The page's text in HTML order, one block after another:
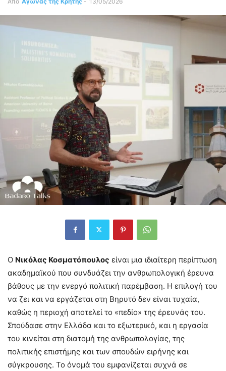
Ο Νικόλας Κοσματόπουλος είναι μια ιδιαίτερη περίπτωση
ακαδημαϊκού που συνδυάζει την ανθρωπολογική έρευνα
βάθους με την ενεργό πολιτική παρέμβαση. Η επιλογή του
να ζει και να εργάζεται στη Βηρυτό δεν είναι τυχαία,
καθώς η περιοχή αποτελεί το «πεδίο» της έρευνάς του.
Σπούδασε στην Ελλάδα και το εξωτερικό, και η εργασία
του κινείται στη διατομή της ανθρωπολογίας, της
πολιτικής επιστήμης και των σπουδών ειρήνης και
σύγκρουσης. Το όνομά του εμφανίζεται συχνά σε